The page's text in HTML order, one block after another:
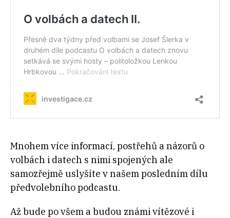
Mnohem více informací, postřehů a názorů o
volbách i datech s nimi spojených ale
samozřejmě uslyšíte v našem posledním dílu
předvolebního podcastu.
Až bude po všem a budou známi vítězové i